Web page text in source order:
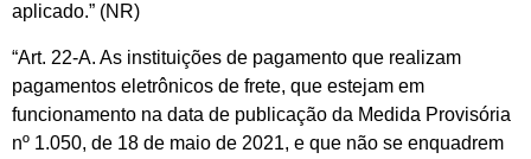
aplicado.” (NR)
“Art. 22-A. As instituições de pagamento que realizam
pagamentos eletrônicos de frete, que estejam em
funcionamento na data de publicação da Medida Provisória
nº 1.050, de 18 de maio de 2021, e que não se enquadrem